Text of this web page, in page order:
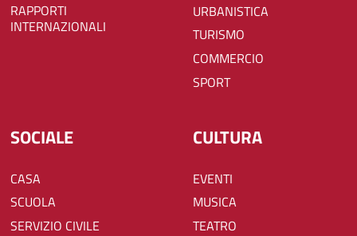
RAPPORTI
INTERNAZIONALI
URBANISTICA
TURISMO
COMMERCIO
SPORT
SOCIALE
CASA
SCUOLA
SERVIZIO CIVILE
CULTURA
EVENTI
MUSICA
TEATRO